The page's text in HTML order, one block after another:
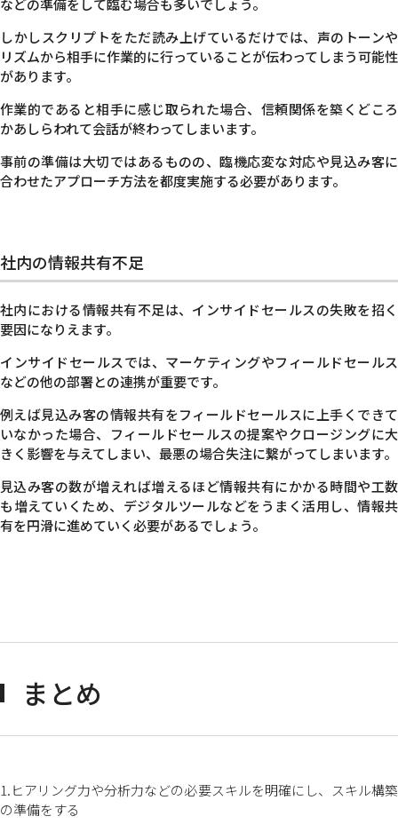
などの準備をして臨む場合も多いでしょう。
しかしスクリプトをただ読み上げているだけでは、声のトーンや
リズムから相手に作業的に行っていることが伝わってしまう可能性
があります。
作業的であると相手に感じ取られた場合、信頼関係を築くどころ
かあしらわれて会話が終わってしまいます。
事前の準備は大切ではあるものの、臨機応変な対応や見込み客に
合わせたアプローチ方法を都度実施する必要があります。
社内の情報共有不足
社内における情報共有不足は、インサイドセールスの失敗を招く
要因になりえます。
インサイドセールスでは、マーケティングやフィールドセールス
などの他の部署との連携が重要です。
例えば見込み客の情報共有をフィールドセールスに上手くできて
いなかった場合、フィールドセールスの提案やクロージングに大
きく影響を与えてしまい、最悪の場合失注に繋がってしまいます。
見込み客の数が増えれば増えるほど情報共有にかかる時間や工数
も増えていくため、デジタルツールなどをうまく活用し、情報共
有を円滑に進めていく必要があるでしょう。
まとめ
1.ヒアリング力や分析力などの必要スキルを明確にし、スキル構築
の準備をする